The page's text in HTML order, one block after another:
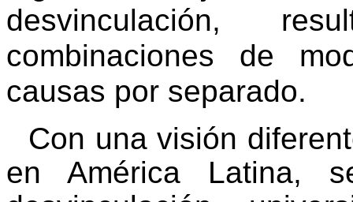
desvinculación,
combinaciones de
causas por separado.
Con una visión
en América Latina,